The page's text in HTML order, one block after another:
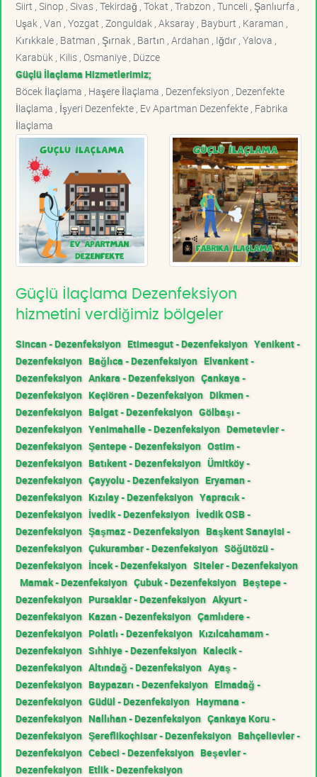
Siirt , Sinop , Sivas , Tekirdağ , Tokat , Trabzon , Tunceli , Şanlıurfa ,
Uşak , Van , Yozgat , Zonguldak , Aksaray , Bayburt , Karaman ,
Kırıkkale , Batman , Şırnak , Bartın , Ardahan , Iğdır , Yalova ,
Karabük , Kilis , Osmaniye , Düzce
Güçlü İlaçlama Hizmetlerimiz;
Böcek İlaçlama , Haşere İlaçlama , Dezenfeksiyon , Dezenfekte
İlaçlama , İşyeri Dezenfekte , Ev Apartman Dezenfekte , Fabrika
İlaçlama
Güçlü İlaçlama Dezenfeksiyon
hizmetini verdiğimiz bölgeler
Sincan - Dezenfeksiyon Etimesgut - Dezenfeksiyon Yenikent -
Dezenfeksiyon Bağlıca - Dezenfeksiyon Elvankent -
Dezenfeksiyon Ankara - Dezenfeksiyon Çankaya -
Dezenfeksiyon Keçiören - Dezenfeksiyon Dikmen -
Dezenfeksiyon Balgat - Dezenfeksiyon Gölbaşı -
Dezenfeksiyon Yenimahalle - Dezenfeksiyon Demetevler -
Dezenfeksiyon Şentepe - Dezenfeksiyon Ostim -
Dezenfeksiyon Batıkent - Dezenfeksiyon Ümitköy -
Dezenfeksiyon Çayyolu - Dezenfeksiyon Eryaman -
Dezenfeksiyon Kızılay - Dezenfeksiyon Yapracık -
Dezenfeksiyon İvedik - Dezenfeksiyon İvedik OSB -
Dezenfeksiyon Şaşmaz - Dezenfeksiyon Başkent Sanayisi -
Dezenfeksiyon Çukurambar - Dezenfeksiyon Söğütözü -
Dezenfeksiyon İncek - Dezenfeksiyon Siteler - Dezenfeksiyon
Mamak - Dezenfeksiyon Çubuk - Dezenfeksiyon Beştepe -
Dezenfeksiyon Pursaklar - Dezenfeksiyon Akyurt -
Dezenfeksiyon Kazan - Dezenfeksiyon Çamlıdere -
Dezenfeksiyon Polatlı - Dezenfeksiyon Kızılcahamam -
Dezenfeksiyon Sıhhiye - Dezenfeksiyon Kalecik -
Dezenfeksiyon Altındağ - Dezenfeksiyon Ayaş -
Dezenfeksiyon Baypazarı - Dezenfeksiyon Elmadağ -
Dezenfeksiyon Güdül - Dezenfeksiyon Haymana -
Dezenfeksiyon Nallıhan - Dezenfeksiyon Çankaya Koru -
Dezenfeksiyon Şereflikoçhisar - Dezenfeksiyon Bahçelievler -
Dezenfeksiyon Cebeci - Dezenfeksiyon Beşevler -
Dezenfeksiyon Etlik - Dezenfeksiyon